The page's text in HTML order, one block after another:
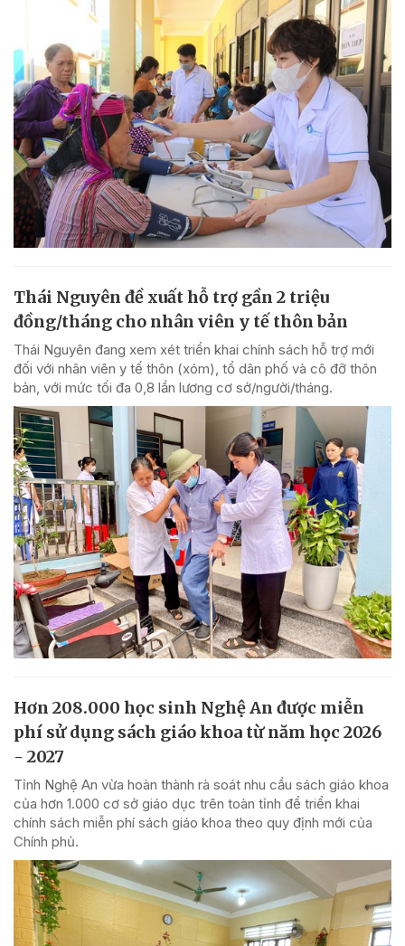
Thái Nguyên đề xuất hỗ trợ gần 2 triệu
đồng/tháng cho nhân viên y tế thôn bản
Thái Nguyên đang xem xét triển khai chính sách hỗ trợ mới
đối với nhân viên y tế thôn (xóm), tổ dân phố và cô đỡ thôn
bản, với mức tối đa 0,8 lần lương cơ sở/người/tháng.
Hơn 208.000 học sinh Nghệ An được miễn
phí sử dụng sách giáo khoa từ năm học 2026
- 2027
Tỉnh Nghệ An vừa hoàn thành rà soát nhu cầu sách giáo khoa
của hơn 1.000 cơ sở giáo dục trên toàn tỉnh để triển khai
chính sách miễn phí sách giáo khoa theo quy định mới của
Chính phủ.